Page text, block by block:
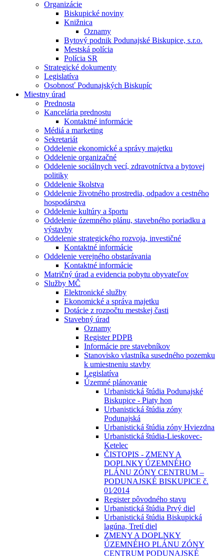
Organizácie
Biskupické noviny
Knižnica
Oznamy
Bytový podnik Podunajské Biskupice, s.r.o.
Mestská polícia
Polícia SR
Strategické dokumenty
Legislatíva
Osobnosť Podunajských Biskupíc
Miestny úrad
Prednosta
Kancelária prednostu
Kontaktné informácie
Médiá a marketing
Sekretariát
Oddelenie ekonomické a správy majetku
Oddelenie organizačné
Oddelenie sociálnych vecí, zdravotníctva a bytovej
politiky
Oddelenie školstva
Oddelenie životného prostredia, odpadov a cestného
hospodárstva
Oddelenie kultúry a športu
Oddelenie územného plánu, stavebného poriadku a
výstavby
Oddelenie strategického rozvoja, investičné
Kontaktné informácie
Oddelenie verejného obstarávania
Kontaktné informácie
Matričný úrad a evidencia pobytu obyvateľov
Služby MČ
Elektronické služby
Ekonomické a správa majetku
Dotácie z rozpočtu mestskej časti
Stavebný úrad
Oznamy
Register PDPB
Informácie pre stavebníkov
Stanovisko vlastníka susedného pozemku
k umiestneniu stavby
Legislatíva
Územné plánovanie
Urbanistická štúdia Podunajské
Biskupice - Piaty hon
Urbanistická štúdia zóny
Podunajská
Urbanistická štúdia zóny Hviezdna
Urbanistická štúdia-Lieskovec-
Ketelec
ČISTOPIS - ZMENY A
DOPLNKY ÚZEMNÉHO
PLÁNU ZÓNY CENTRUM –
PODUNAJSKÉ BISKUPICE č.
01⁄2014
Register pôvodného stavu
Urbanistická štúdia Prvý diel
Urbanistická štúdia Biskupická
lagúna, Tretí diel
ZMENY A DOPLNKY
ÚZEMNÉHO PLÁNU ZÓNY
CENTRUM PODUNAJSKÉ